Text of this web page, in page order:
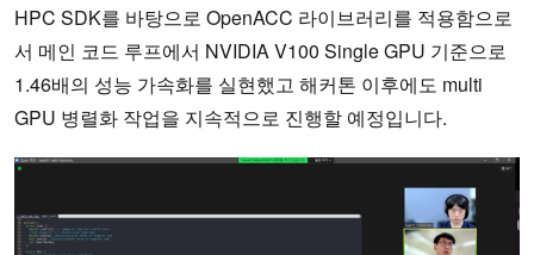
HPC SDK를 바탕으로 OpenACC 라이브러리를 적용함으로
서 메인 코드 루프에서 NVIDIA V100 Single GPU 기준으로
1.46배의 성능 가속화를 실현했고 해커톤 이후에도 multi
GPU 병렬화 작업을 지속적으로 진행할 예정입니다.